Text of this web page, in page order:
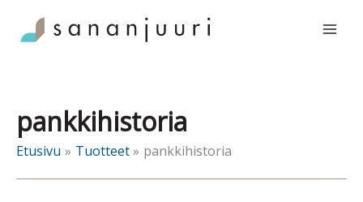
sisältöön
pankkihistoria
Etusivu Tuotteet pankkihistoria